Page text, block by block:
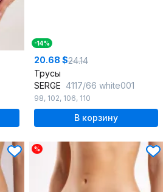
-14%
20.68 $24.14
Трусы
SERGE 4117/66 white001
98, 102, 106, 110
В корзину
%